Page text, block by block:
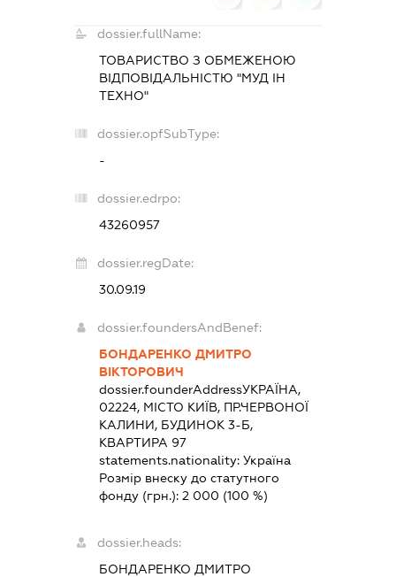
dossier.fullName:
ТОВАРИСТВО З ОБМЕЖЕНОЮ
ВІДПОВІДАЛЬНІСТЮ "МУД ІН
ТЕХНО"
dossier.opfSubType:
-
dossier.edrpo:
43260957
dossier.regDate:
30.09.19
dossier.foundersAndBenef:
БОНДАРЕНКО ДМИТРО
ВІКТОРОВИЧ
dossier.founderAddressУКРАЇНА,
02224, МІСТО КИЇВ, ПР.ЧЕРВОНОЇ
КАЛИНИ, БУДИНОК 3-Б,
КВАРТИРА 97
statements.nationality: Україна
Розмір внеску до статутного
фонду (грн.): 2 000 (100 %)
dossier.heads:
БОНДАРЕНКО ДМИТРО